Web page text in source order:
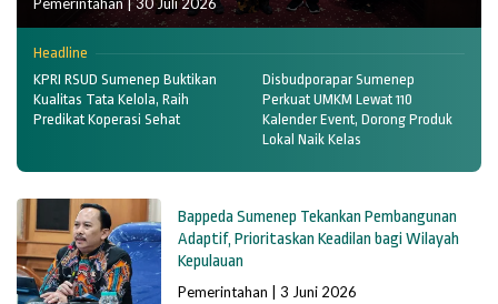
Headline
KPRI RSUD Sumenep Buktikan
Kualitas Tata Kelola, Raih
Predikat Koperasi Sehat
Disbudporapar Sumenep
Perkuat UMKM Lewat 110
Kalender Event, Dorong Produk
Lokal Naik Kelas
Bappeda Sumenep Tekankan Pembangunan
Adaptif, Prioritaskan Keadilan bagi Wilayah
Kepulauan
Pemerintahan 3 Juni 2026